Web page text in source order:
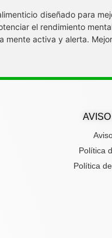
diseñado para
el rendimiento
activa y alerta.
Política
Política